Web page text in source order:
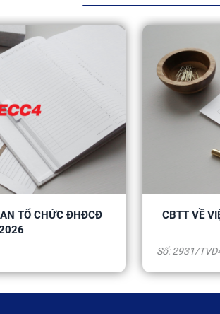
CBTT VỀ VIỆC THAY ĐỔI THỜI
BẤT THƯỜNG